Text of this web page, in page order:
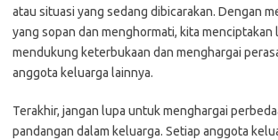
atau situasi yang sedang dibicarakan. Dengan
yang sopan dan menghormati, kita menciptakan
mendukung keterbukaan dan menghargai
anggota keluarga lainnya.
Terakhir, jangan lupa untuk menghargai
pandangan dalam keluarga. Setiap anggota